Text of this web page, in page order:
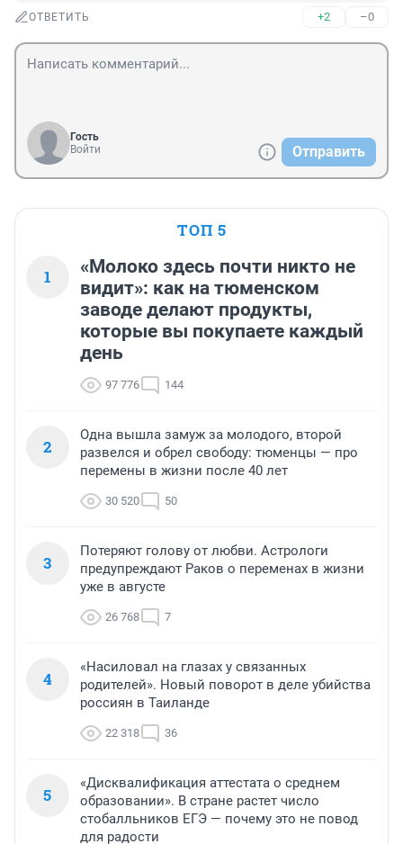
ОТВЕТИТЬ +2 –0
Гость
Войти
Отправить
ТОП 5
1
«Молоко здесь почти никто не
видит»: как на тюменском
заводе делают продукты,
которые вы покупаете каждый
день
97 776 144
2
Одна вышла замуж за молодого, второй
развелся и обрел свободу: тюменцы — про
перемены в жизни после 40 лет
30 520 50
3
Потеряют голову от любви. Астрологи
предупреждают Раков о переменах в жизни
уже в августе
26 768 7
4
«Насиловал на глазах у связанных
родителей». Новый поворот в деле убийства
россиян в Таиланде
22 318 36
5
«Дисквалификация аттестата о среднем
образовании». В стране растет число
стобалльников ЕГЭ — почему это не повод
для радости